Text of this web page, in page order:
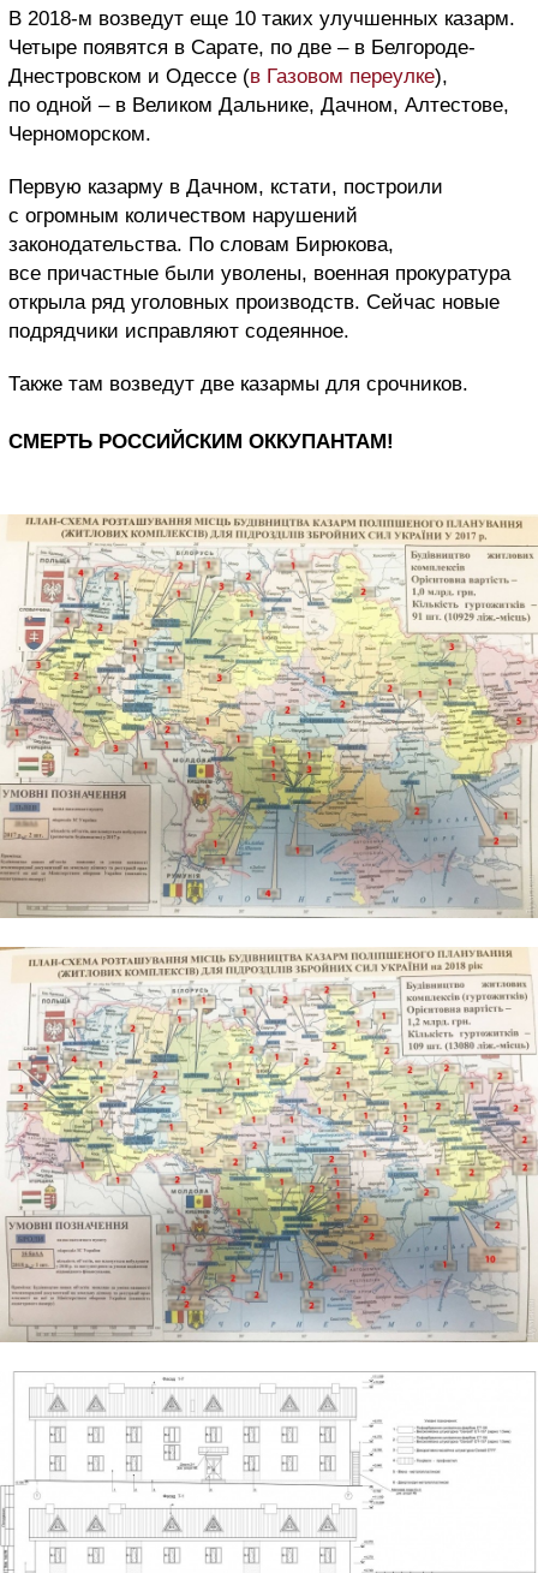
В 2018-м возведут еще 10 таких улучшенных казарм.
Четыре появятся в Сарате, по две – в Белгороде-
Днестровском и Одессе (в Газовом переулке),
по одной – в Великом Дальнике, Дачном, Алтестове,
Черноморском.
Первую казарму в Дачном, кстати, построили
с огромным количеством нарушений
законодательства. По словам Бирюкова,
все причастные были уволены, военная прокуратура
открыла ряд уголовных производств. Сейчас новые
подрядчики исправляют содеянное.
Также там возведут две казармы для срочников.
СМЕРТЬ РОССИЙСКИМ ОККУПАНТАМ!